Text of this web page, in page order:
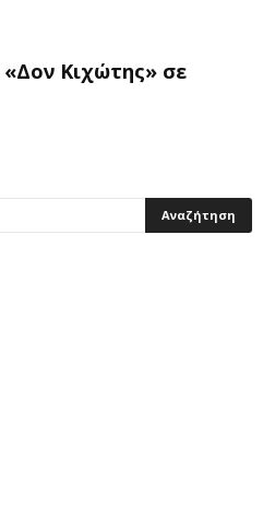
Κιχώτης» σε